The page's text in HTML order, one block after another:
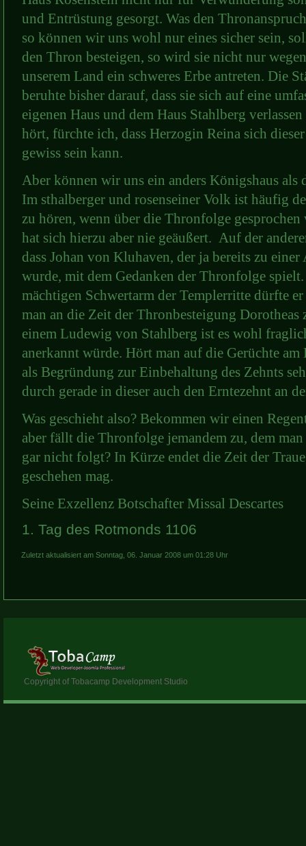
und Entrüstung gesorgt. Was den
so können wir uns wohl nur eines sicher sein,
den Thron besteigen, so wird sie nicht nur
unserem Land ein schweres Erbe antreten. Die
beruhte bisher darauf, dass sie sich auf eine
eigenen Haus und dem Haus Stahlberg
hört, fürchte ich, dass Herzogin Reina sich
gewiss sein kann.
Aber können wir uns ein anders Königshaus als
Im sthalberger und rosenseiner Volk ist häufig
zu hören, wenn über die Thronfolge
hat sich hierzu aber nie geäußert. Auf der
dass Johan von Kluhaven, der ja bereits zu
wurde, mit dem Gedanken der Thronfolge
mächtigen Schwertarm der Templerritte dürfte
man an die Zeit der Thronbesteigung Dorotheas
einem Ludewig von Stahlberg ist es wohl
anerkannt würde. Hört man auf die Gerüchte
als Begründung zur Einbehaltung des Zehnts
durch gerade in dieser auch den Erntezehnt an
Was geschieht also? Bekommen wir einen
aber fällt die Thronfolge jemandem zu, dem
gar nicht folgt? In Kürze endet die Zeit der
geschehen mag.
Seine Exzellenz Botschafter Missal Descartes
1. Tag des Rotmonds 1106
Zuletzt aktualisiert am Sonntag, 06. Januar 2008 um 01:28 Uhr
Copyright of Tobacamp Development Studio